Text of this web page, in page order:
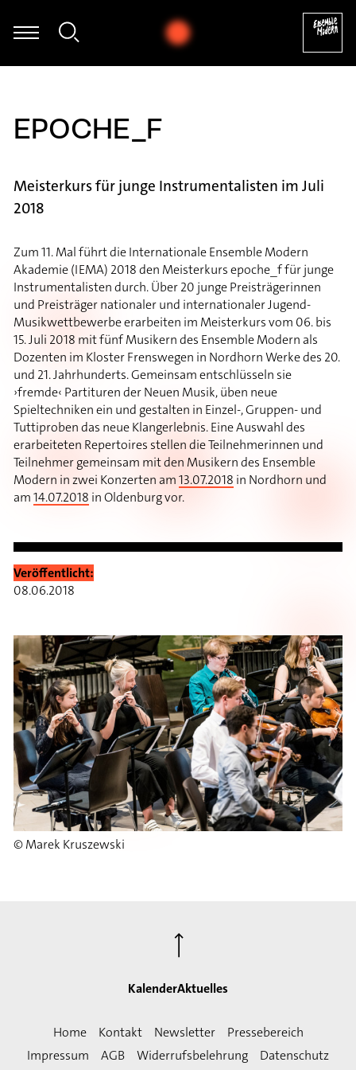
- Nikos Skalkottas: Ragtime (Tanz), Nr. 25 (Aus den 32
EPOCHE_F
Meisterkurs für junge Instrumentalisten im Juli
2018
Veröffentlicht:
08.06.2018
© Marek Kruszewski
Zum 11. Mal führt die Internationale Ensemble Modern
Akademie (IEMA) 2018 den Meisterkurs epoche_f für junge
Instrumentalisten durch. Über 20 junge Preisträgerinnen
und Preisträger nationaler und internationaler Jugend-
Musikwettbewerbe erarbeiten im Meisterkurs vom 06. bis
15. Juli 2018 mit fünf Musikern des Ensemble Modern als
Dozenten im Kloster Frenswegen in Nordhorn Werke des 20.
und 21. Jahrhunderts. Gemeinsam entschlüsseln sie
›fremde‹ Partituren der Neuen Musik, üben neue
Spieltechniken ein und gestalten in Einzel-, Gruppen- und
Tuttiproben das neue Klangerlebnis. Eine Auswahl des
erarbeiteten Repertoires stellen die Teilnehmerinnen und
Teilnehmer gemeinsam mit den Musikern des Ensemble
Modern in zwei Konzerten am13.07.2018 in Nordhorn und
am14.07.2018 in Oldenburg vor.
KalenderAktuelles
⟶
Home Kontakt Newsletter
Pressebereich
Impressum
AGB Widerrufsbelehrung Datenschutz